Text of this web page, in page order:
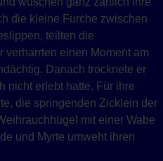
die kleine Furche zwischen
teilten die
einen Moment am
Danach trocknete er
nicht erlebt hatte. Für ihre
die springenden Zicklein der
mit einer Wabe
und Myrte umweht ihren